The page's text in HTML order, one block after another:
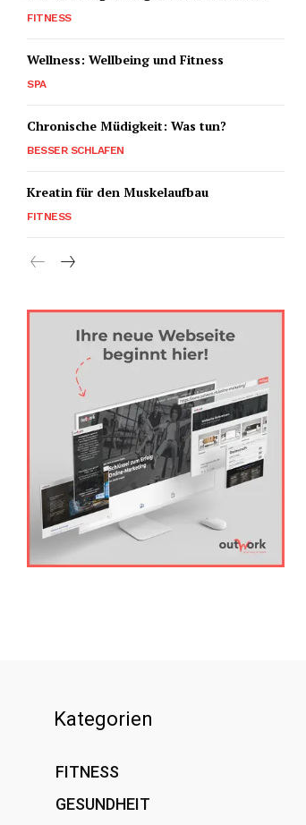
FITNESS
Wellness: Wellbeing und Fitness
SPA
Chronische Müdigkeit: Was tun?
BESSER SCHLAFEN
Kreatin für den Muskelaufbau
FITNESS
Kategorien
FITNESS
GESUNDHEIT